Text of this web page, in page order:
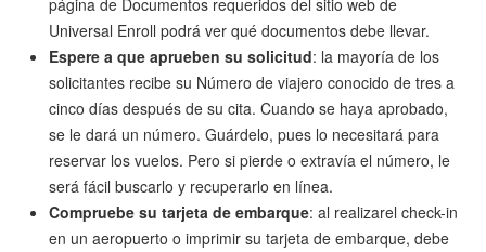
página de Documentos requeridos del sitio web de
Universal Enroll podrá ver qué documentos debe llevar.
Espere a que aprueben su solicitud: la mayoría de los
solicitantes recibe su Número de viajero conocido de tres a
cinco días después de su cita. Cuando se haya aprobado,
se le dará un número. Guárdelo, pues lo necesitará para
reservar los vuelos. Pero si pierde o extravía el número, le
será fácil buscarlo y recuperarlo en línea.
Compruebe su tarjeta de embarque: al realizarel check-in
en un aeropuerto o imprimir su tarjeta de embarque, debe